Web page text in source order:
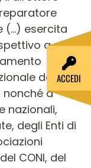
(…) esercita
a
delle
a
nazionali,
degli Enti di
CONI, del
ACCEDI